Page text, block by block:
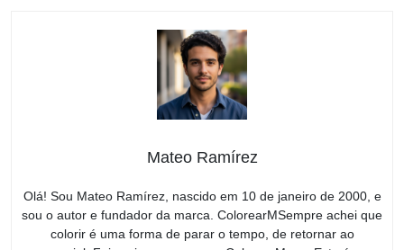
Mateo Ramírez
Olá! Sou Mateo Ramírez, nascido em 10 de janeiro de 2000, e
sou o autor e fundador da marca. ColorearMSempre achei que
colorir é uma forma de parar o tempo, de retornar ao